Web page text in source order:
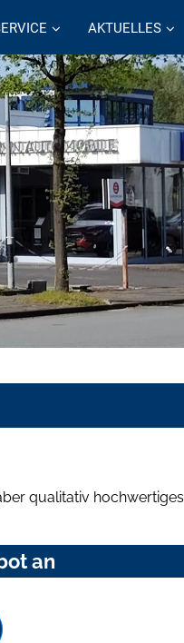
AKTUELLES
qualitativ hochwertiges
an